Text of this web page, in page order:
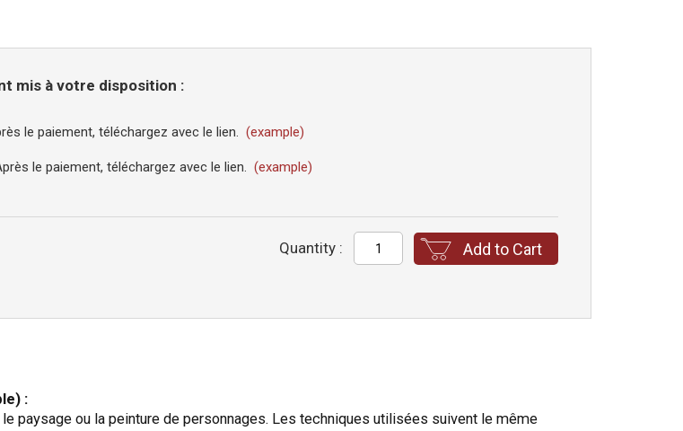
mis à votre disposition :
le paiement, téléchargez avec le lien. (example)
le paiement, téléchargez avec le lien. (example)
Quantity : Add to Cart
:
paysage ou la peinture de personnages. Les techniques utilisées suivent le même